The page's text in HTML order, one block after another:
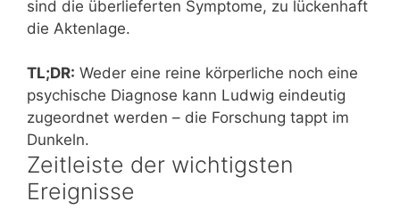
sind die überlieferten Symptome, zu lückenhaft
die Aktenlage.
TL;DR: Weder eine reine körperliche noch eine
psychische Diagnose kann Ludwig eindeutig
zugeordnet werden – die Forschung tappt im
Dunkeln.
Zeitleiste der wichtigsten
Ereignisse